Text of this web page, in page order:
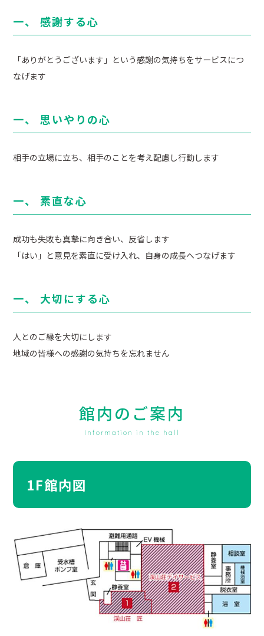
一、 感謝する心
「ありがとうございます」という感謝の気持ちをサービスにつ
なげます
一、 思いやりの心
相手の立場に立ち、相手のことを考え配慮し行動します
一、 素直な心
成功も失敗も真摯に向き合い、反省します
「はい」と意見を素直に受け入れ、自身の成長へつなげます
一、 大切にする心
人とのご縁を大切にします
地域の皆様への感謝の気持ちを忘れません
館内のご案内
Information in the hall
1F館内図